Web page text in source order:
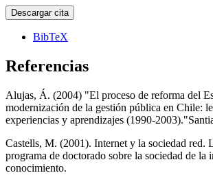
Descargar cita
BibTeX
Referencias
Alujas, Á. (2004) "El proceso de reforma del
modernización de la gestión pública en Chile:
experiencias y aprendizajes (1990-
Castells, M. (2001). Internet y la sociedad red.
programa de doctorado sobre la sociedad de la
conocimiento.